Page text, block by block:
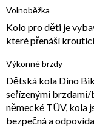
Volnoběžka
Kolo pro děti je
které přenáší
Výkonné brzdy
Dětská kola Dino
seřízenými
německé TÜV, kola
bezpečná a